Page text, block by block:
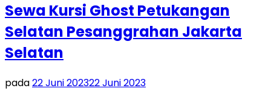
Sewa Kursi Ghost Petukangan
Selatan Pesanggrahan Jakarta
Selatan
pada22 Juni 202322 Juni 2023